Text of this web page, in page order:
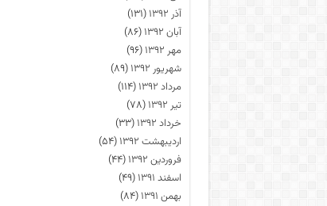
آذر ۱۳۹۲
(۱۳۱)
آبان ۱۳۹۲
(۸۶)
مهر ۱۳۹۲
(۹۶)
شهریور ۱۳۹۲
(۸۹)
مرداد ۱۳۹۲
(۱۱۴)
تیر ۱۳۹۲
(۷۸)
خرداد ۱۳۹۲
(۳۳)
اردیبهشت ۱۳۹۲
(۵۴)
فروردین ۱۳۹۲
(۴۴)
اسفند ۱۳۹۱
(۴۹)
بهمن ۱۳۹۱
(۸۴)